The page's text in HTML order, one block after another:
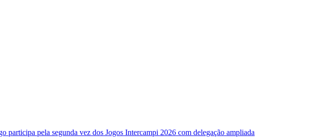
participa pela segunda vez dos Jogos Intercampi 2026 com delegação ampliada